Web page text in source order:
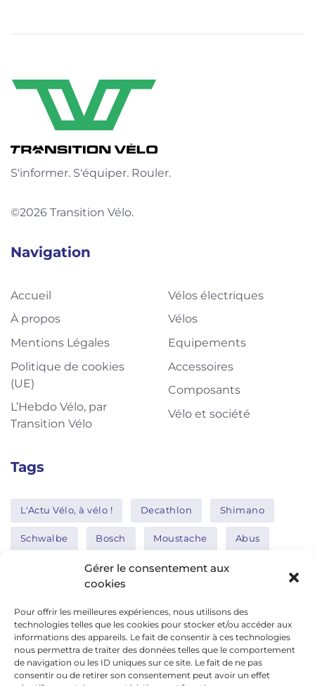
Gérer le consentement aux
cookies
Pour offrir les meilleures expériences, nous utilisons des
technologies telles que les cookies pour stocker et/ou accéder aux
informations des appareils. Le fait de consentir à ces technologies
nous permettra de traiter des données telles que le comportement
de navigation ou les ID uniques sur ce site. Le fait de ne pas
consentir ou de retirer son consentement peut avoir un effet
S'informer. S'équiper. Rouler.
©2026 Transition Vélo.
Navigation
Accueil
À propos
Mentions Légales
Politique de cookies
(UE)
L’Hebdo Vélo, par
Transition Vélo
Vélos électriques
Vélos
Equipements
Accessoires
Composants
Vélo et société
Tags
L'Actu Vélo, à vélo ! Decathlon Shimano
Schwalbe Bosch Moustache Abus
Thule Nakamura
Réseaux sociaux
google news